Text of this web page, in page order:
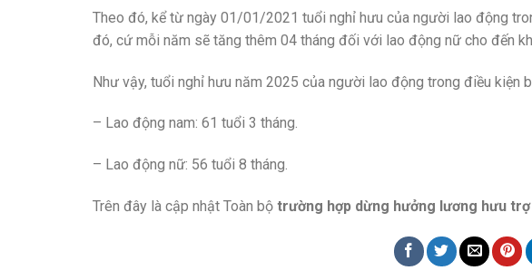
Theo đó, kể từ ngày 01/01/2021 tuổi nghỉ hưu của người lao động
đó, cứ mỗi năm sẽ tăng thêm 04 tháng đối với lao động nữ cho đến
Như vậy, tuổi nghỉ hưu năm 2025 của người lao động trong điều kiện
– Lao động nam: 61 tuổi 3 tháng.
– Lao động nữ: 56 tuổi 8 tháng.
Trên đây là cập nhật Toàn bộ trường hợp dừng hưởng lương hưu